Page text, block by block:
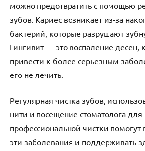
можно предотвратить с помощью
зубов. Кариес возникает из-за
бактерий, которые разрушают
Гингивит — это воспаление десен,
привести к более серьезным
его не лечить.
Регулярная чистка зубов,
нити и посещение стоматолога для
профессиональной чистки помогут
эти заболевания и поддерживать